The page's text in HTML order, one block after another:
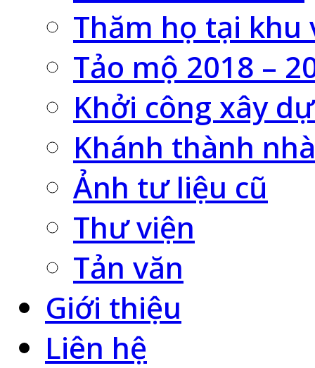
Thăm họ tại khu
Tảo mộ 2018 –
Khởi công xây
Khánh thành
Ảnh tư liệu cũ
Thư viện
Tản văn
Giới thiệu
Liên hệ